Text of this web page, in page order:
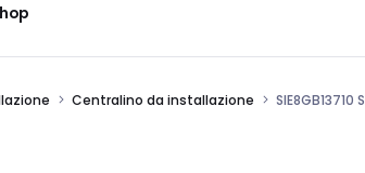
Centralino da installazione SIE8GB13710